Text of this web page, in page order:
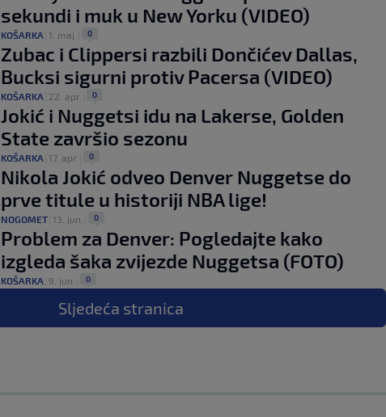
sekundi i muk u New Yorku (VIDEO)
KOŠARKA 1. maj. 0
Zubac i Clippersi razbili Dončićev Dallas,
Bucksi sigurni protiv Pacersa (VIDEO)
KOŠARKA 22. apr. 0
Jokić i Nuggetsi idu na Lakerse, Golden
State završio sezonu
KOŠARKA 17. apr. 0
Nikola Jokić odveo Denver Nuggetse do
prve titule u historiji NBA lige!
NOGOMET 13. jun. 0
Problem za Denver: Pogledajte kako
izgleda šaka zvijezde Nuggetsa (FOTO)
KOŠARKA 9. jun. 0
Sljedeća stranica